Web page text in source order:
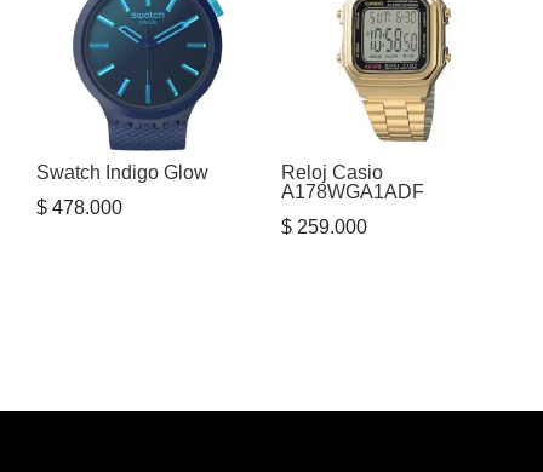
Swatch Indigo Glow
$ 478.000
Reloj Casio
A178WGA1ADF
$259.000